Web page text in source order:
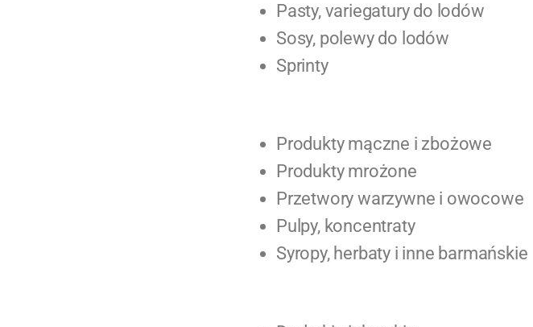
Pasty, variegatury do lodów
Sosy, polewy do lodów
Sprinty
Produkty mączne i zbożowe
Produkty mrożone
Przetwory warzywne i owocowe
Pulpy, koncentraty
Syropy, herbaty i inne barmańskie